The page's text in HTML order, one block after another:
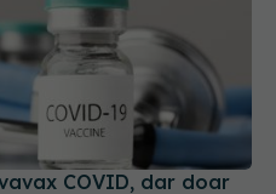
COVID, dar doar
de el